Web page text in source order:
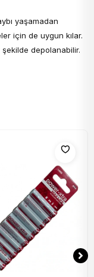
yaşamadan
için de uygun kılar.
depolanabilir.